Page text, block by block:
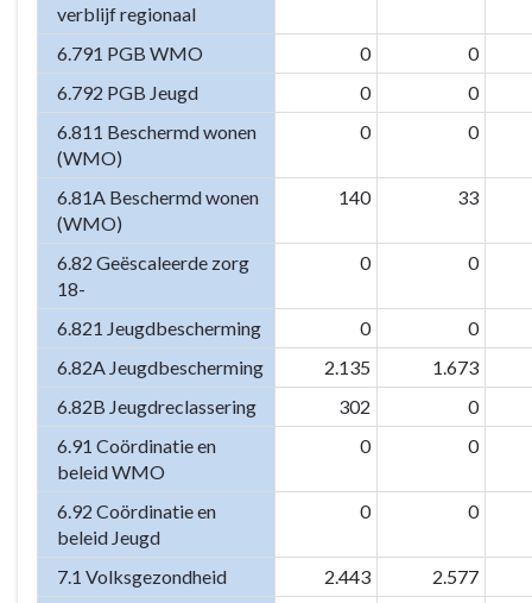
verblijf regionaal
6.791 PGB WMO 0
0
6.792 PGB Jeugd
0
0
6.811 Beschermd wonen
(WMO)
0 0
6.81A Beschermd wonen
(WMO)
140 33
6.82 Geëscaleerde zorg
18-
0 0
6.821 Jeugdbescherming 0
0
6.82A Jeugdbescherming
2.135
1.673
6.82B Jeugdreclassering
302
0
6.91 Coördinatie en
beleid WMO
0 0
6.92 Coördinatie en
beleid Jeugd
0 0
7.1 Volksgezondheid 2.443
2.577